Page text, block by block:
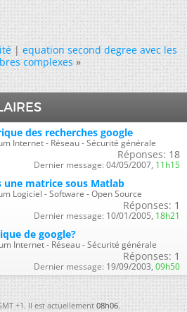
|equation second degree avec les
complexes »
des recherches google
Internet - Réseau - Sécurité générale
Réponses: 18
Dernier message: 04/05/2007, 11h15
une matrice sous Matlab
Logiciel - Software - Open Source
Réponses: 1
Dernier message: 10/01/2005, 18h21
de google?
Internet - Réseau - Sécurité générale
Réponses: 1
Dernier message: 19/09/2003, 09h50
+1. Il est actuellement08h06.